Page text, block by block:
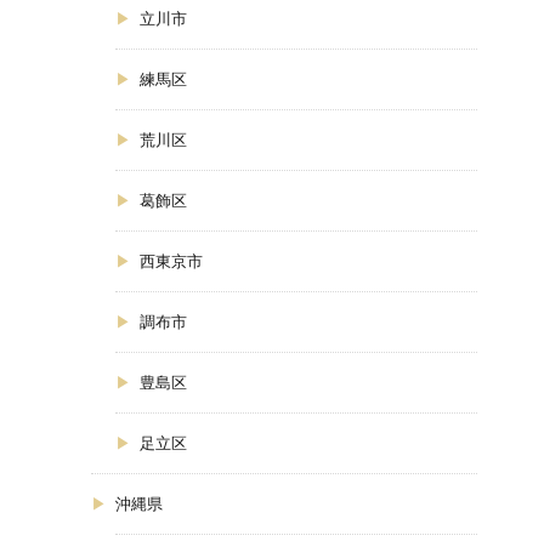
立川市
練馬区
荒川区
葛飾区
西東京市
調布市
豊島区
足立区
沖縄県